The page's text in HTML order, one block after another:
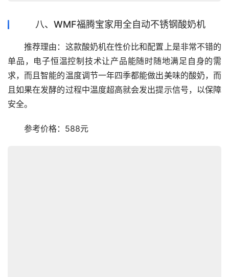
八、WMF福腾宝家用全自动不锈钢酸奶机
推荐理由：这款酸奶机在性价比和配置上是非常不错的
单品，电子恒温控制技术让产品能随时随地满足自身的需
求，而且智能的温度调节一年四季都能做出美味的酸奶，而
且如果在发酵的过程中温度超高就会发出提示信号，以保障
安全。
参考价格：588元